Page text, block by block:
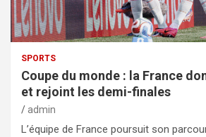
SPORTS
Coupe du monde : la France
et rejoint les demi-finales
admin
L’équipe de France poursuit son